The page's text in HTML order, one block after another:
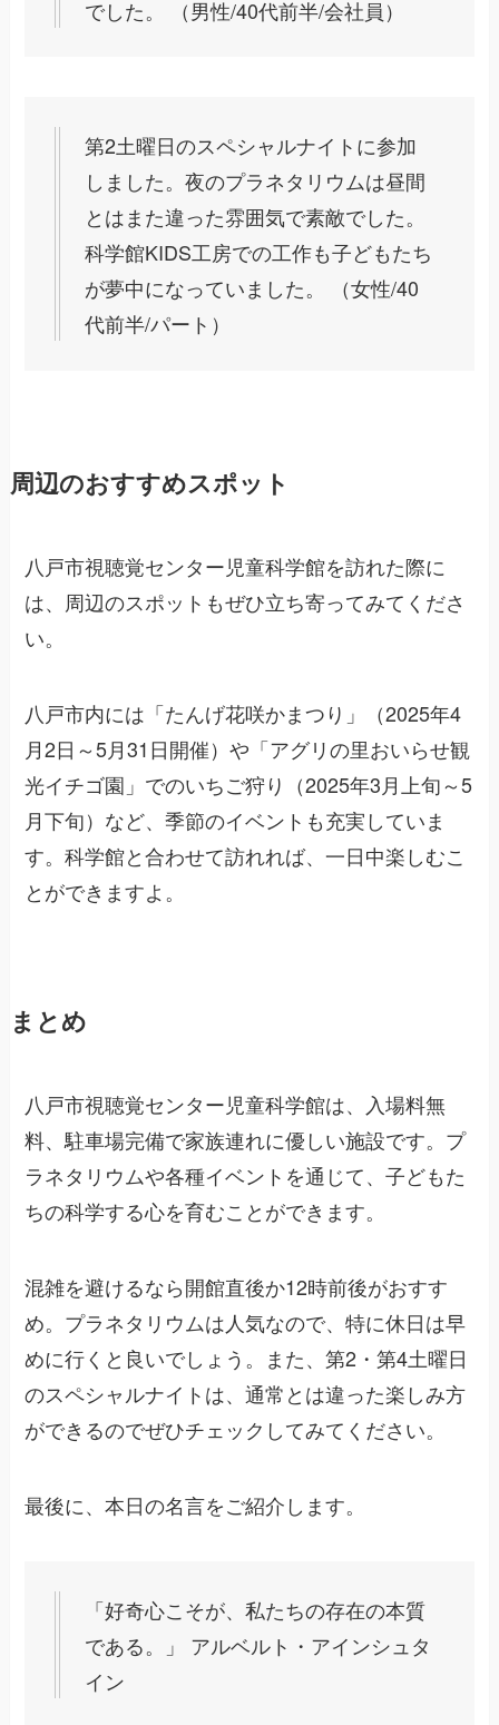
でした。 （男性/40代前半/会社員）
第2土曜日のスペシャルナイトに参加
しました。夜のプラネタリウムは昼間
とはまた違った雰囲気で素敵でした。
科学館KIDS工房での工作も子どもたち
が夢中になっていました。 （女性/40
代前半/パート）
周辺のおすすめスポット
八戸市視聴覚センター児童科学館を訪れた際に
は、周辺のスポットもぜひ立ち寄ってみてくださ
い。
八戸市内には「たんげ花咲かまつり」（2025年4
月2日～5月31日開催）や「アグリの里おいらせ観
光イチゴ園」でのいちご狩り（2025年3月上旬～5
月下旬）など、季節のイベントも充実していま
す。科学館と合わせて訪れれば、一日中楽しむこ
とができますよ。
まとめ
八戸市視聴覚センター児童科学館は、入場料無
料、駐車場完備で家族連れに優しい施設です。プ
ラネタリウムや各種イベントを通じて、子どもた
ちの科学する心を育むことができます。
混雑を避けるなら開館直後か12時前後がおすす
め。プラネタリウムは人気なので、特に休日は早
めに行くと良いでしょう。また、第2・第4土曜日
のスペシャルナイトは、通常とは違った楽しみ方
ができるのでぜひチェックしてみてください。
最後に、本日の名言をご紹介します。
「好奇心こそが、私たちの存在の本質
である。」 アルベルト・アインシュタ
イン